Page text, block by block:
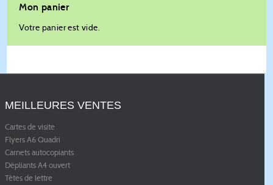
Mon panier
Votre panier est vide.
MEILLEURES VENTES
Cartes de visite
Flyers A6 Quadri
Carnets autocopiants
Dépliants A4 ouvert
Têtes de lettre